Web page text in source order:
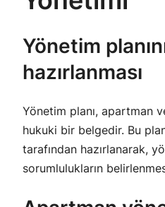
Yönetim
hazırlanması
Yönetim planı, apartman
hukuki bir belgedir. Bu
tarafından hazırlanarak,
sorumlulukların